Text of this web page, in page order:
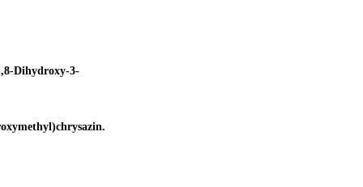
Dihydroxy-3-